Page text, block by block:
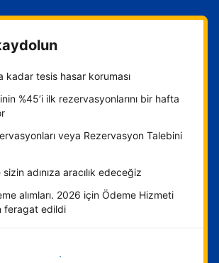
kadar tesis hasar koruması
%45’i ilk rezervasyonlarını bir hafta
veya Rezervasyon Talebini
adınıza aracılık edeceğiz
alımları. 2026 için Ödeme Hizmeti
feragat edildi
Hemen başla